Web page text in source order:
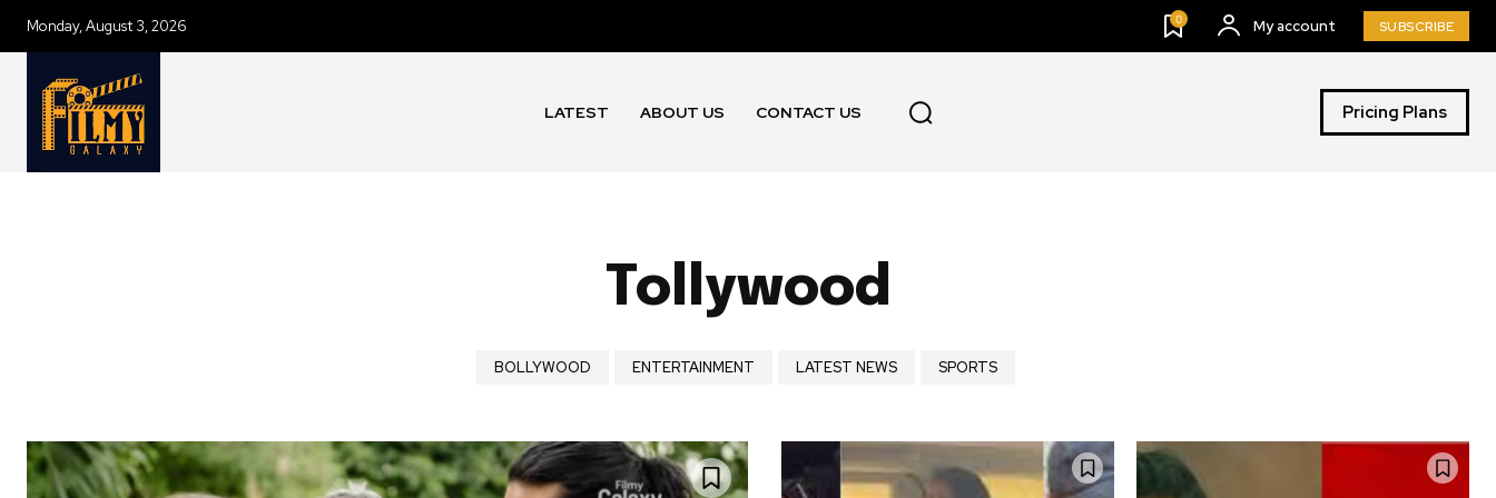
Monday, August 3, 2026 0 My account SUBSCRIBE
LATEST ABOUT US CONTACT US Pricing Plans
Tollywood
BOLLYWOOD ENTERTAINMENT LATEST NEWS SPORTS